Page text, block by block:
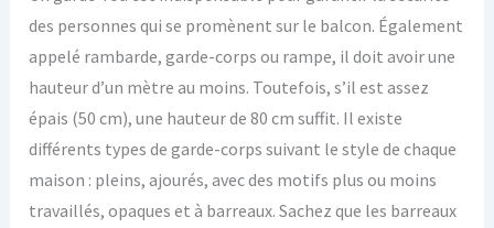
des personnes qui se promènent sur le balcon. Également
appelé rambarde, garde-corps ou rampe, il doit avoir une
hauteur d’un mètre au moins. Toutefois, s’il est assez
épais (50 cm), une hauteur de 80 cm suffit. Il existe
différents types de garde-corps suivant le style de chaque
maison : pleins, ajourés, avec des motifs plus ou moins
travaillés, opaques et à barreaux. Sachez que les barreaux